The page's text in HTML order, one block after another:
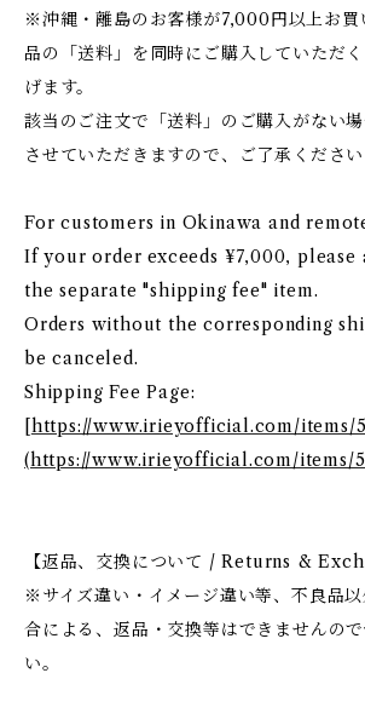
※沖縄・離島のお客様が7,000円以上お買
品の「送料」を同時にご購入していただ
げます。
該当のご注文で「送料」のご購入がない
させていただきますので、ご了承ください
For customers in Okinawa and
If your order exceeds ¥7,000, please
the separate "shipping fee" item.
Orders without the corresponding
be canceled.
Shipping Fee Page:
[https://www.irieyofficial.com/items/
(https://www.irieyofficial.com/items/
【返品、交換について / Returns &
※サイズ違い・イメージ違い等、不良品
合による、返品・交換等はできませんの
い。